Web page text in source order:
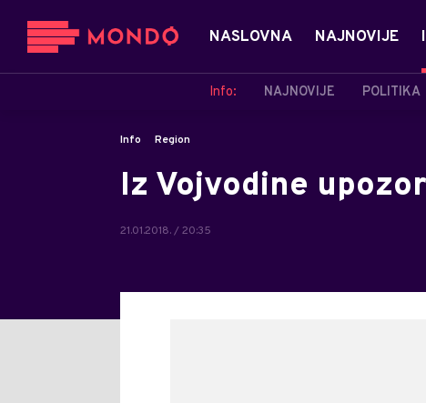
NASLOVNA NAJNOVIJE
Info: NAJNOVIJE POLITIKA
Info Region
Iz Vojvodine
21.01.2018. / 20:35